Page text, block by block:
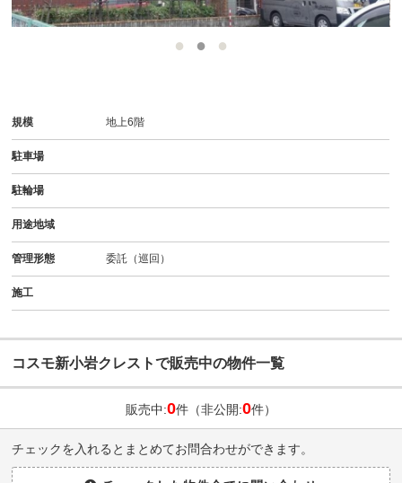
規模 地上6階
駐車場
駐輪場
用途地域
管理形態 委託（巡回）
施工
コスモ新小岩クレストで販売中の物件一覧
販売中:0件（非公開:0件）
チェックを入れるとまとめてお問合わせができます。